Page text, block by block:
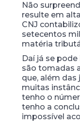
Não
resulte em
CNJ
setecentos
matéria
Daí já se
são tomadas
que, além das
muitas
tenho o
tenho a
impossível